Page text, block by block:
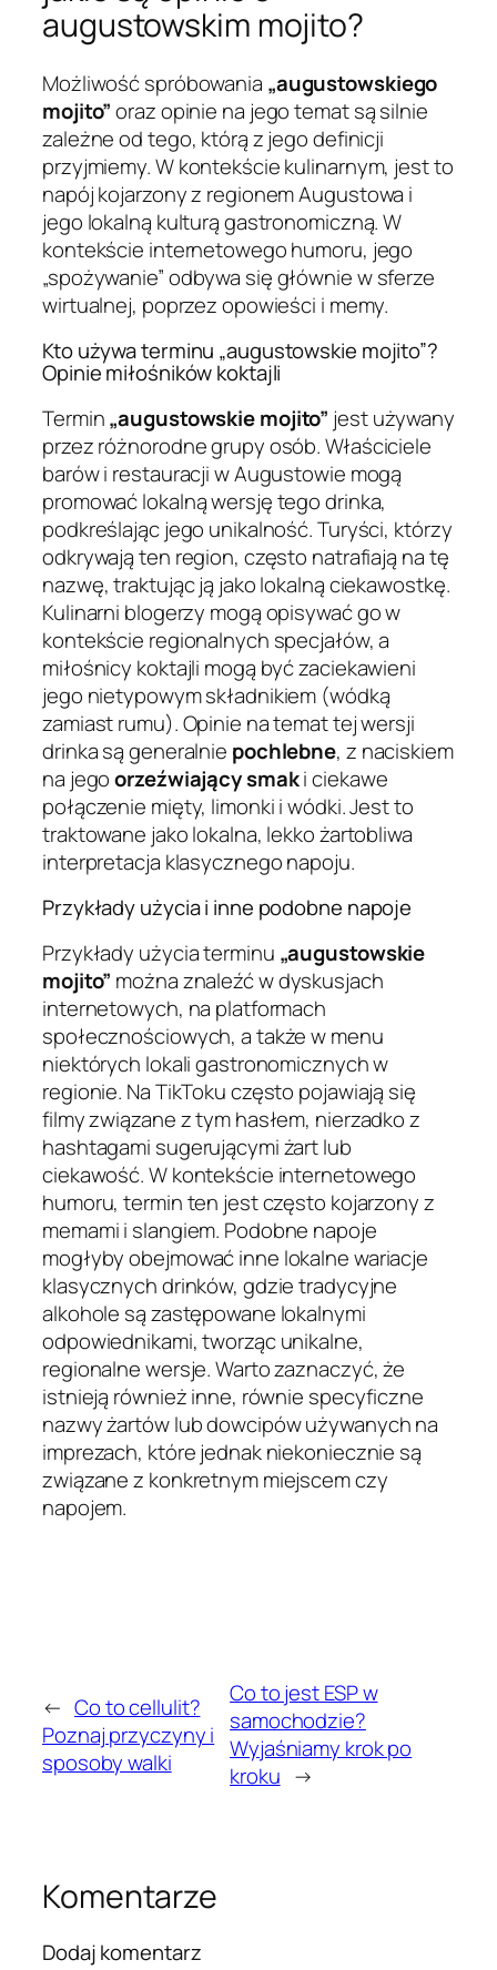
augustowskim mojito?
Możliwość spróbowania „augustowskiego
mojito”oraz opinie na jego temat są silnie
zależne od tego, którą z jego definicji
przyjmiemy. W kontekście kulinarnym, jest to
napój kojarzony z regionem Augustowa i
jego lokalną kulturą gastronomiczną. W
kontekście internetowego humoru, jego
„spożywanie” odbywa się głównie w sferze
wirtualnej, poprzez opowieści i memy.
Kto używa terminu „augustowskie mojito”?
Opinie miłośników koktajli
Termin„augustowskie mojito” jest używany
przez różnorodne grupy osób. Właściciele
barów i restauracji w Augustowie mogą
promować lokalną wersję tego drinka,
podkreślając jego unikalność. Turyści, którzy
odkrywają ten region, często natrafiają na tę
nazwę, traktując ją jako lokalną ciekawostkę.
Kulinarni blogerzy mogą opisywać go w
kontekście regionalnych specjałów, a
miłośnicy koktajli mogą być zaciekawieni
jego nietypowym składnikiem (wódką
zamiast rumu). Opinie na temat tej wersji
drinka są generalnie pochlebne, z naciskiem
na jegoorzeźwiający smaki ciekawe
połączenie mięty, limonki i wódki. Jest to
traktowane jako lokalna, lekko żartobliwa
interpretacja klasycznego napoju.
Przykłady użycia i inne podobne napoje
Przykłady użycia terminu „augustowskie
mojito” można znaleźć w dyskusjach
internetowych, na platformach
społecznościowych, a także w menu
niektórych lokali gastronomicznych w
regionie. Na TikToku często pojawiają się
filmy związane z tym hasłem, nierzadko z
hashtagami sugerującymi żart lub
ciekawość. W kontekście internetowego
humoru, termin ten jest często kojarzony z
memami i slangiem. Podobne napoje
mogłyby obejmować inne lokalne wariacje
klasycznych drinków, gdzie tradycyjne
alkohole są zastępowane lokalnymi
odpowiednikami, tworząc unikalne,
regionalne wersje. Warto zaznaczyć, że
istnieją również inne, równie specyficzne
nazwy żartów lub dowcipów używanych na
imprezach, które jednak niekoniecznie są
związane z konkretnym miejscem czy
napojem.
← Co to cellulit?
Poznaj przyczyny i
sposoby walki
Co to jest ESP w
samochodzie?
Wyjaśniamy krok po
kroku →
Komentarze
Dodaj komentarz